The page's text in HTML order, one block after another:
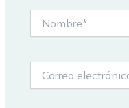
electrónico*